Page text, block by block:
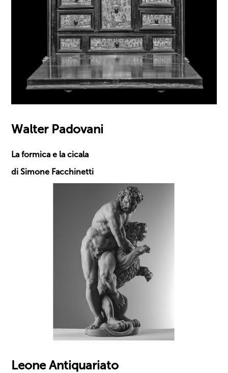
Walter Padovani
La formica e la cicala
di Simone Facchinetti
Leone Antiquariato